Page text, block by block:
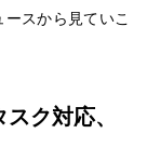
スから見ていこ
ク対応、